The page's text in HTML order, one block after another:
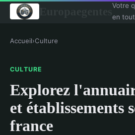
Votre
en
Accueil›Culture
CULTURE
Explorez
et établissements
france